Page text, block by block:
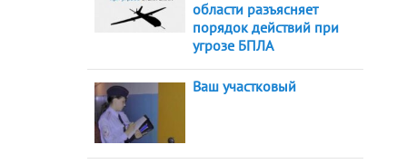
области разъясняет
порядок действий при
угрозе БПЛА
Ваш участковый